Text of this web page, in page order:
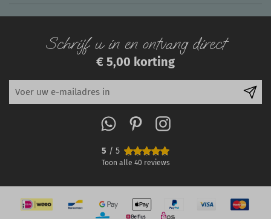
IN WINKELWAGEN
Schrijf u in en ontvang direct
€ 5,00 korting
5 / 5
Toon alle 40 reviews